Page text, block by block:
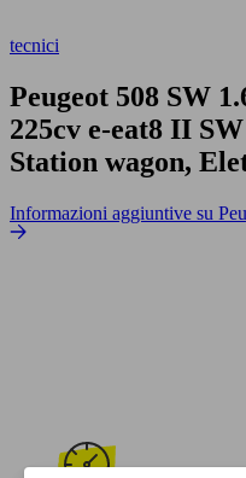
tecnici
Peugeot 508 SW
225cv e-eat8 II SW
Station wagon,
Informazioni aggiuntive su